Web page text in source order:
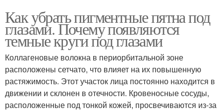
Как убрать пигментные пятна под
глазами. Почему появляются
темные круги под глазами
Коллагеновые волокна в периорбитальной зоне
расположены сетчато, что влияет на их повышенную
растяжимость. Этот участок лица постоянно находится в
движении и склонен в отечности. Кровеносные сосуды,
расположенные под тонкой кожей, просвечиваются из-за